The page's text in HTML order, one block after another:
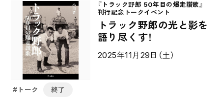
『トラック野郎 50年目の爆走讃歌』
刊行記念トークイベント
トラック野郎の光と影を
語り尽くす！
2025年11月29日（土）
トーク 終了